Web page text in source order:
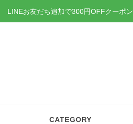
LINEお友だち追加で300円OFFクーポン
CATEGORY